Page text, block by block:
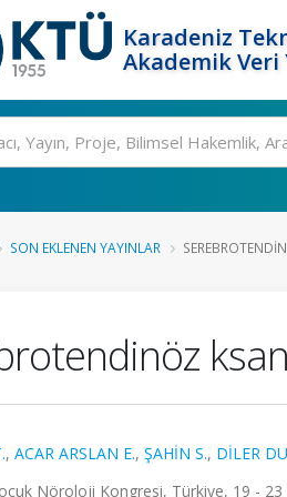
Karadeniz
Akademik
SON EKLENEN YAYINLAR
, ACAR ARSLAN E., ŞAHİN S., DİLER
Nöroloji Kongresi, Türkiye, 19 -